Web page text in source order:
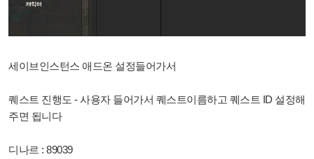
세이브인스턴스 애드온 설정들어가서
퀘스트 진행도 - 사용자 들어가서 퀘스트이름하고 퀘스트 ID 설정해
주면 됩니다
디나르 : 89039